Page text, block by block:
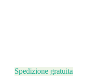
Spedizione gratuita